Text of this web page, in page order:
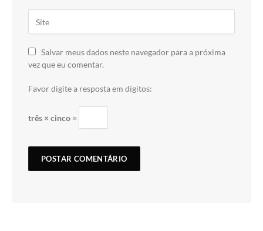
Salvar meus dados neste navegador para a próxima
vez que eu comentar.
Favor digite a resposta em dígitos:
três × cinco =